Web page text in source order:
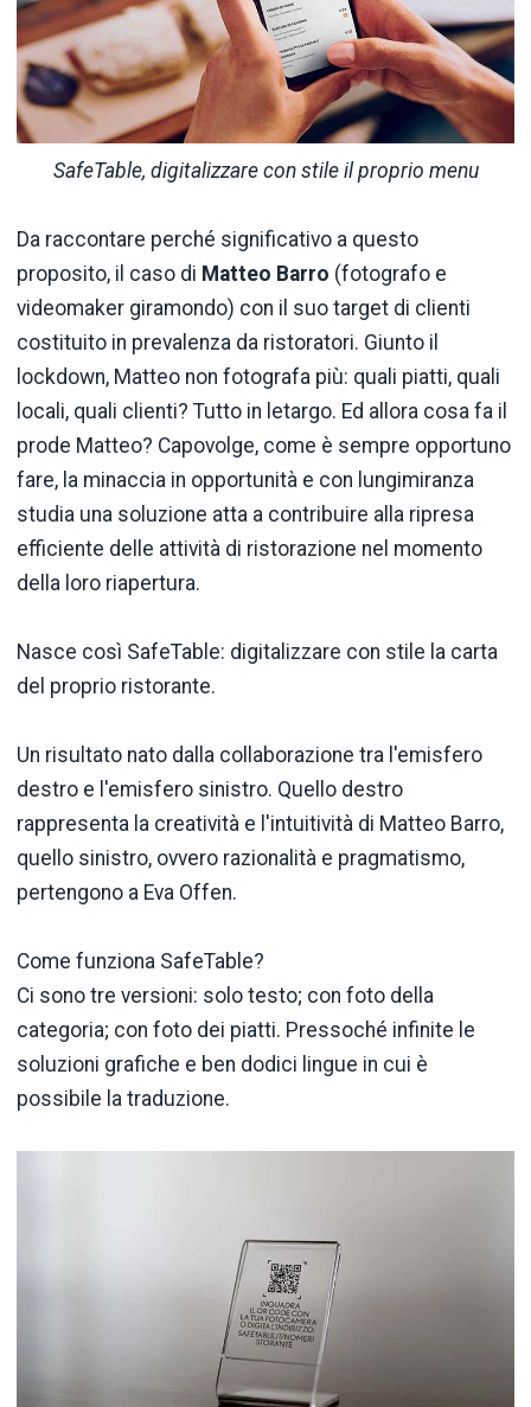
SafeTable, digitalizzare con stile il proprio menu
Da raccontare perché significativo a questo
proposito, il caso di Matteo Barro (fotografo e
videomaker giramondo) con il suo target di clienti
costituito in prevalenza da ristoratori. Giunto il
lockdown, Matteo non fotografa più: quali piatti, quali
locali, quali clienti? Tutto in letargo. Ed allora cosa fa il
prode Matteo? Capovolge, come è sempre opportuno
fare, la minaccia in opportunità e con lungimiranza
studia una soluzione atta a contribuire alla ripresa
efficiente delle attività di ristorazione nel momento
della loro riapertura.
Nasce così SafeTable: digitalizzare con stile la carta
del proprio ristorante.
Un risultato nato dalla collaborazione tra l'emisfero
destro e l'emisfero sinistro. Quello destro
rappresenta la creatività e l'intuitività di Matteo Barro,
quello sinistro, ovvero razionalità e pragmatismo,
pertengono a Eva Offen.
Come funziona SafeTable?
Ci sono tre versioni: solo testo; con foto della
categoria; con foto dei piatti. Pressoché infinite le
soluzioni grafiche e ben dodici lingue in cui è
possibile la traduzione.